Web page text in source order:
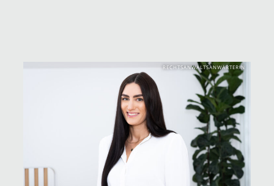
RECHTSANWALTSANWÄRTERIN